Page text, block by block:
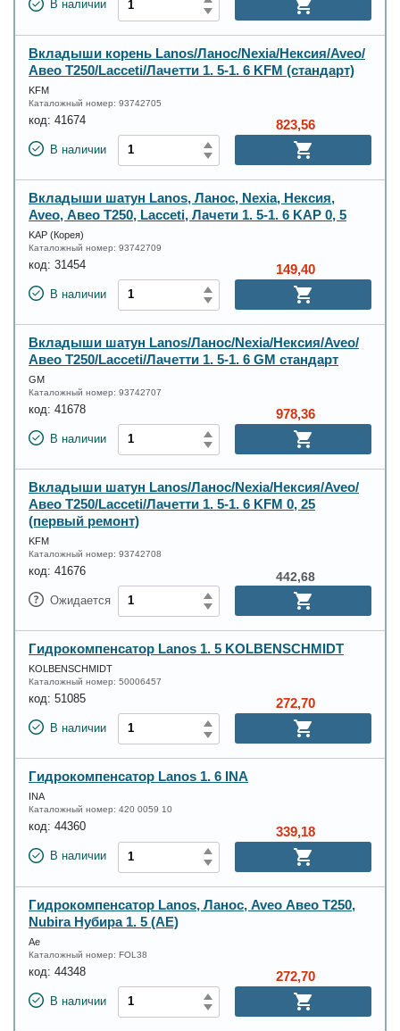
В наличии
Вкладыши корень Lanos/Ланос/Nexia/Нексия/Aveo/
Авео Т250/Lacceti/Лачетти 1. 5-1. 6 KFM (стандарт)
KFM
Каталожный номер: 93742705
код: 41674
В наличии
823,56
Вкладыши шатун Lanos, Ланос, Nexia, Нексия,
Aveo, Авео Т250, Lacceti, Лачети 1. 5-1. 6 KAP 0, 5
KAP (Корея)
Каталожный номер: 93742709
код: 31454
В наличии
149,40
Вкладыши шатун Lanos/Ланос/Nexia/Нексия/Aveo/
Авео Т250/Lacceti/Лачетти 1. 5-1. 6 GM стандарт
GM
Каталожный номер: 93742707
код: 41678
В наличии
978,36
Вкладыши шатун Lanos/Ланос/Nexia/Нексия/Aveo/
Авео Т250/Lacceti/Лачетти 1. 5-1. 6 KFM 0, 25
(первый ремонт)
KFM
Каталожный номер: 93742708
код: 41676
Ожидается
442,68
Гидрокомпенсатор Lanos 1. 5 KOLBENSCHMIDT
KOLBENSCHMIDT
Каталожный номер: 50006457
код: 51085
В наличии
272,70
Гидрокомпенсатор Lanos 1. 6 INA
INA
Каталожный номер: 420 0059 10
код: 44360
В наличии
339,18
Гидрокомпенсатор Lanos, Ланос, Aveo Авео Т250,
Nubira Нубира 1. 5 (AE)
Ae
Каталожный номер: FOL38
код: 44348
В наличии
272,70